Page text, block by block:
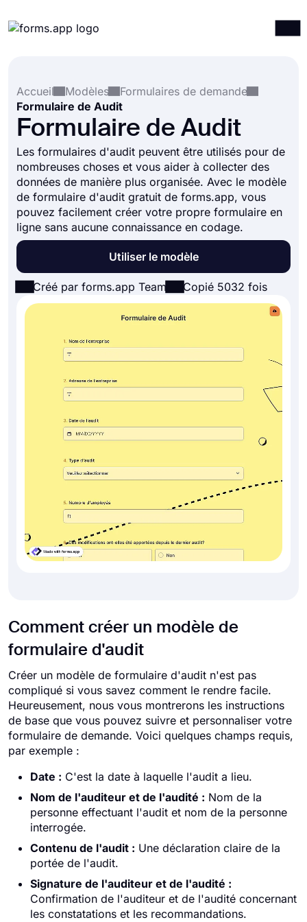
Intégrations
Modèles
Ressources
Tarification
Accueil
Modèles
Formulaires de demande
Formulaire de Audit
Formulaire de Audit
Les formulaires d'audit peuvent être utilisés pour de
nombreuses choses et vous aider à collecter des
données de manière plus organisée. Avec le modèle
de formulaire d'audit gratuit de forms.app, vous
pouvez facilement créer votre propre formulaire en
ligne sans aucune connaissance en codage.
Utiliser le modèle
Créé par forms.app Team Copié 5032 fois
Comment créer un modèle de
formulaire d'audit
Créer un modèle de formulaire d'audit n'est pas
compliqué si vous savez comment le rendre facile.
Heureusement, nous vous montrerons les instructions
de base que vous pouvez suivre et personnaliser votre
formulaire de demande. Voici quelques champs requis,
par exemple :
Date : C'est la date à laquelle l'audit a lieu.
Nom de l'auditeur et de l'audité : Nom de la
personne effectuant l'audit et nom de la personne
interrogée.
Contenu de l'audit : Une déclaration claire de la
portée de l'audit.
Signature de l'auditeur et de l'audité :
Confirmation de l'auditeur et de l'audité concernant
les constatations et les recommandations.